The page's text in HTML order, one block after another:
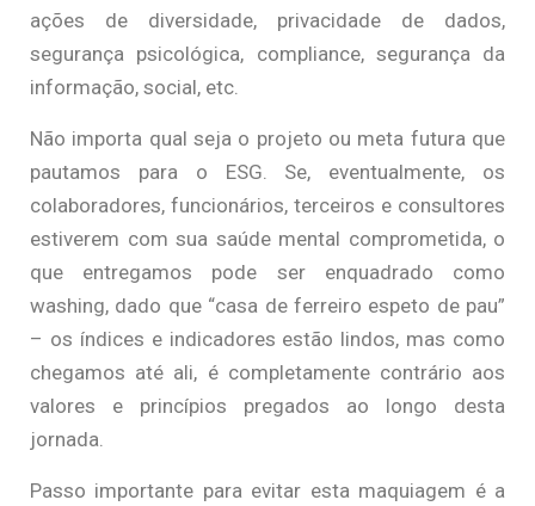
ações de diversidade, privacidade de dados,
segurança psicológica, compliance, segurança da
informação, social, etc.
Não importa qual seja o projeto ou meta futura que
pautamos para o ESG. Se, eventualmente, os
colaboradores, funcionários, terceiros e consultores
estiverem com sua saúde mental comprometida, o
que entregamos pode ser enquadrado como
washing, dado que “casa de ferreiro espeto de pau”
– os índices e indicadores estão lindos, mas como
chegamos até ali, é completamente contrário aos
valores e princípios pregados ao longo desta
jornada.
Passo importante para evitar esta maquiagem é a